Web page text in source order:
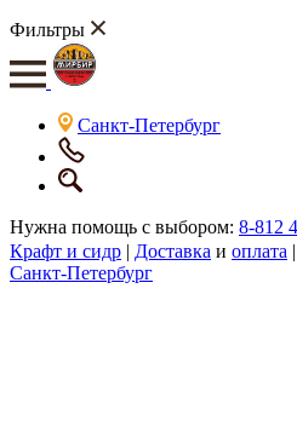
Фильтры
Санкт-Петербург
Нужна помощь с выбором: 8-812
Крафт и сидр | Доставка и оплата |
Санкт-Петербург